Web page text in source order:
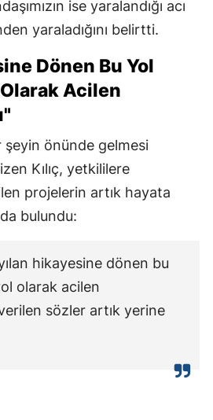
ise yaralandığı acı
yaraladığını belirtti.
Dönen Bu Yol
Acilen
şeyin önünde gelmesi
Kılıç, yetkililere
projelerin artık hayata
bulundu:
hikayesine dönen bu
olarak acilen
sözler artık yerine